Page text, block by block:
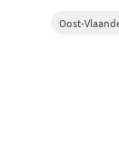
Oost-